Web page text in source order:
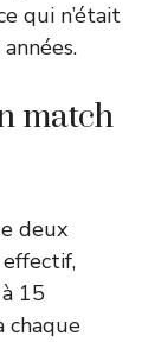
qui n’était
match
deux
15
chaque